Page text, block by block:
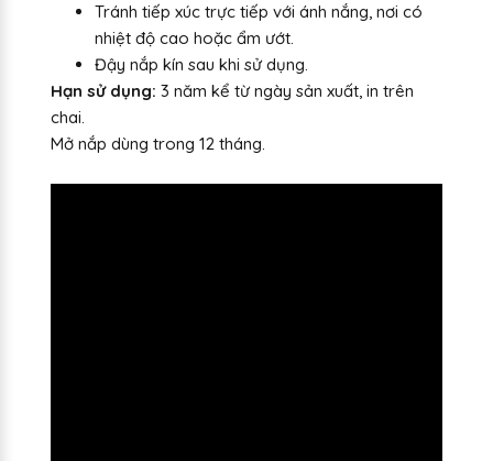
Tránh tiếp xúc trực tiếp với ánh nắng, nơi có
nhiệt độ cao hoặc ẩm ướt.
Đậy nắp kín sau khi sử dụng.
Hạn sử dụng: 3 năm kể từ ngày sản xuất, in trên
chai.
Mở nắp dùng trong 12 tháng.